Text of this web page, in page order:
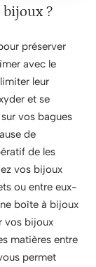
?
préserver
avec le
leur
et se
vos bagues
de
de les
vos bijoux
ou entre eux-
boîte à bijoux
vos bijoux
matières entre
permet